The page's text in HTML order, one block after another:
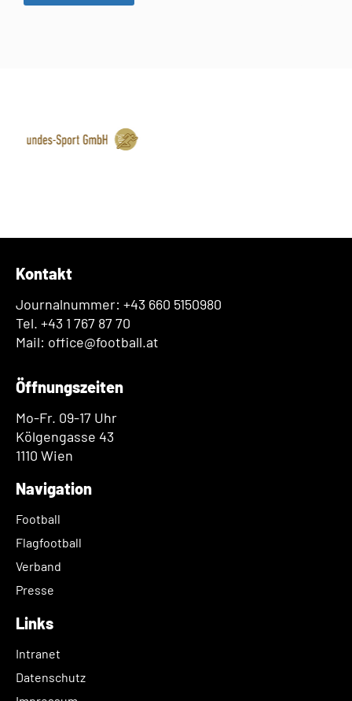
Kontakt
Journalnummer: +43 660 5150980
Tel. +43 1 767 87 70
Mail: office@football.at
Öffnungszeiten
Mo-Fr. 09-17 Uhr
Kölgengasse 43
1110 Wien
Navigation
Football
Flagfootball
Verband
Presse
Links
Intranet
Datenschutz